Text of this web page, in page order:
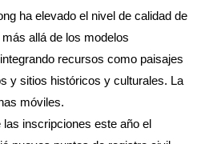
ha elevado el nivel de calidad de
allá de los modelos
recursos como paisajes
y sitios históricos y culturales. La
móviles.
inscripciones este año el